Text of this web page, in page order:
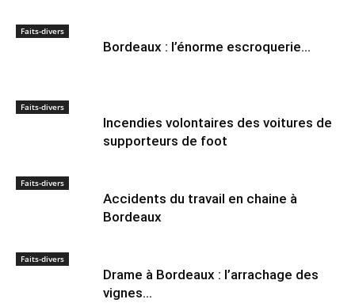
Faits-divers
Bordeaux : l’énorme escroquerie…
Faits-divers
Incendies volontaires des voitures de
supporteurs de foot
Faits-divers
Accidents du travail en chaine à
Bordeaux
Faits-divers
Drame à Bordeaux : l’arrachage des
vignes…